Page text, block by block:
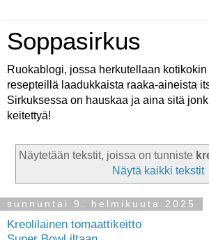
Soppasirkus
Ruokablogi, jossa herkutellaan
resepteillä laadukkaista raaka-aineista
Sirkuksessa on hauskaa ja aina sitä
keitettyä!
Näytetään tekstit, joissa on tunniste
Näytä kaikki tekstit
sunnuntai 9. helmikuuta 2025
Kreolilainen tomaattikeitto